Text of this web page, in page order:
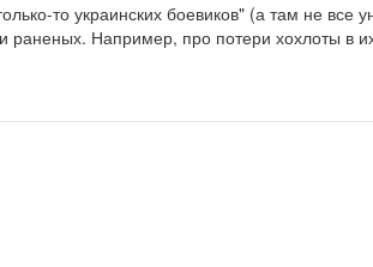
то украинских боевиков" (а там не
раненых. Например, про потери хохлоты в